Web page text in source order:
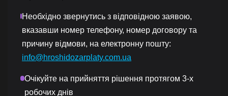
Необхідно звернутись з відповідною заявою,
вказавши номер телефону, номер договору та
причину відмови, на електронну пошту:
info@hroshidozarplaty.com.ua
Очікуйте на прийняття рішення протягом 3-х
робочих днів